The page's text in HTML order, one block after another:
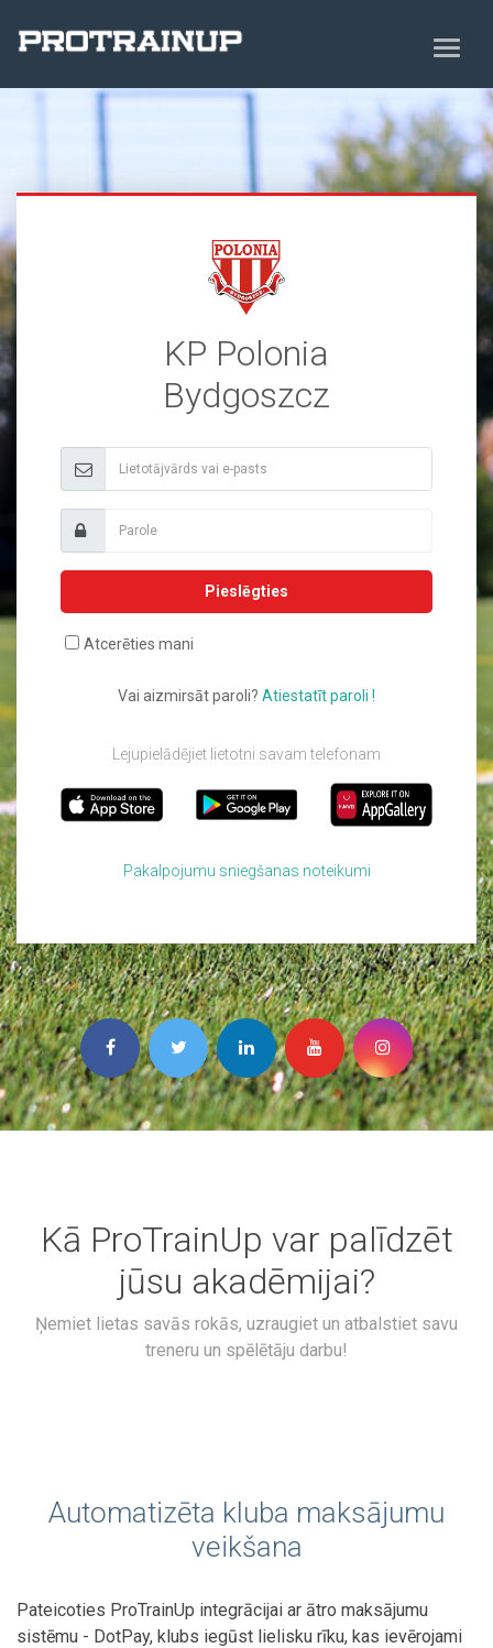
KP Polonia
Bydgoszcz
Pieslēgties
Atcerēties mani
Vai aizmirsāt paroli? Atiestatīt paroli !
Lejupielādējiet lietotni savam telefonam
Pakalpojumu sniegšanas noteikumi
Kā ProTrainUp var palīdzēt
jūsu akadēmijai?
Ņemiet lietas savās rokās, uzraugiet un atbalstiet savu
treneru un spēlētāju darbu!
Automatizēta kluba maksājumu
veikšana
Pateicoties ProTrainUp integrācijai ar ātro maksājumu
sistēmu - DotPay, klubs iegūst lielisku rīku, kas ievērojami